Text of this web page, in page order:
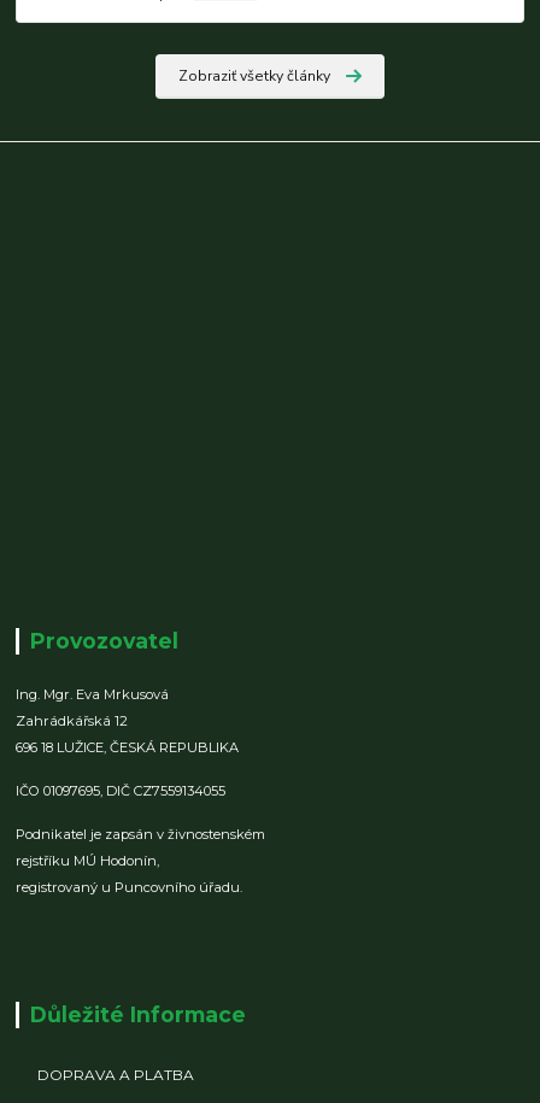
Zobraziť všetky články
Provozovatel
Ing. Mgr. Eva Mrkusová
Zahrádkářská 12
696 18 LUŽICE,ČESKÁ REPUBLIKA
IČO 01097695, DIČ CZ7559134055
Podnikatel je zapsán v živnostenském
rejstříku MÚ Hodonín,
registrovaný u Puncovního úřadu.
Důležité Informace
DOPRAVA A PLATBA